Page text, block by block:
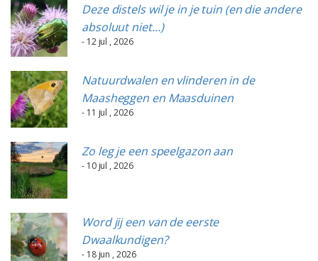
Deze distels wil je in je tuin (en die andere
absoluut niet…)
- 12 jul , 2026
Natuurdwalen en vlinderen in de
Maasheggen en Maasduinen
- 11 jul , 2026
Zo leg je een speelgazon aan
- 10 jul , 2026
Word jij een van de eerste
Dwaalkundigen?
- 18 jun , 2026